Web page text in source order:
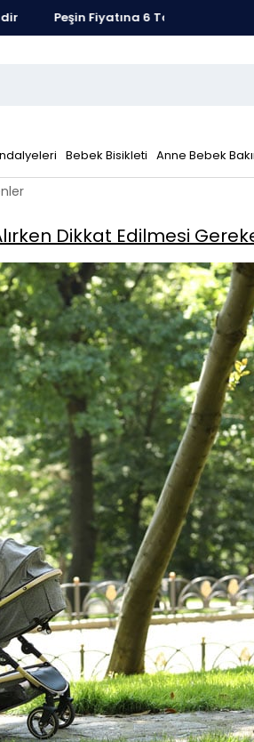
Peşin Fiyatına 6 Taksit Fırsatı
Bebek Bisikleti Anne Bebek
Dikkat Edilmesi